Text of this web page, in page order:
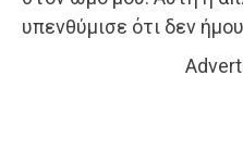
υπενθύμισε ότι δεν